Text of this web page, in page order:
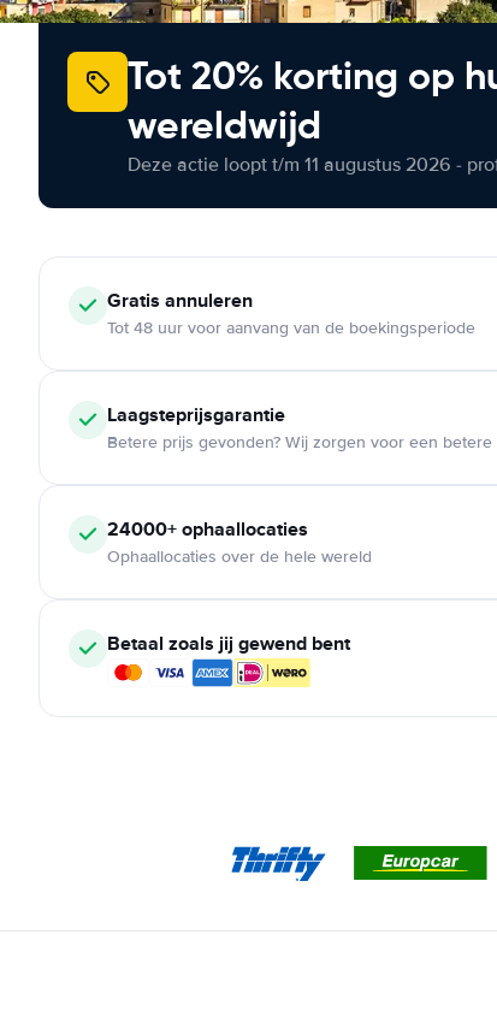
Tot 20% korting op
wereldwijd
Deze actie loopt t/m 11 augustus 2026 -
Gratis annuleren
Tot 48 uur voor aanvang van de boekingsperiode
Laagsteprijsgarantie
Betere prijs gevonden? Wij zorgen voor een betere
24000+ ophaallocaties
Ophaallocaties over de hele wereld
Betaal zoals jij gewend bent